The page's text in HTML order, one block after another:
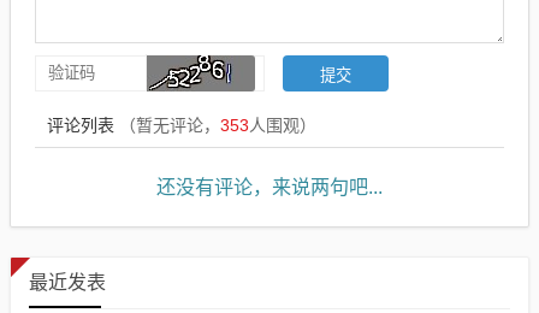
评论列表 （暂无评论， 353人围观）
还没有评论，来说两句吧...
最近发表